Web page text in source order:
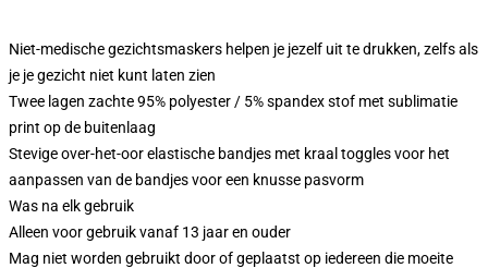
Niet-medische gezichtsmaskers helpen je jezelf uit te drukken, zelfs als
je je gezicht niet kunt laten zien
Twee lagen zachte 95% polyester / 5% spandex stof met sublimatie
print op de buitenlaag
Stevige over-het-oor elastische bandjes met kraal toggles voor het
aanpassen van de bandjes voor een knusse pasvorm
Was na elk gebruik
Alleen voor gebruik vanaf 13 jaar en ouder
Mag niet worden gebruikt door of geplaatst op iedereen die moeite